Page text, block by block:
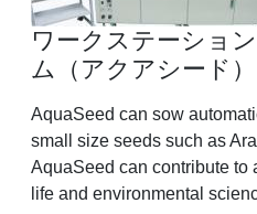
ワークステーショ
ム（アクアシード）
AquaSeed can sow
small size seeds such as
AquaSeed can contribute to
life and environmental